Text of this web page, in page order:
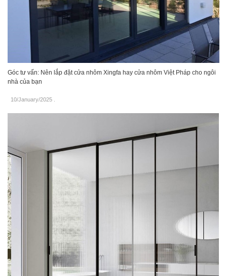
Góc tư vấn: Nên lắp đặt cửa nhôm Xingfa hay cửa nhôm Việt Pháp cho ngôi
nhà của bạn
10/January/2025